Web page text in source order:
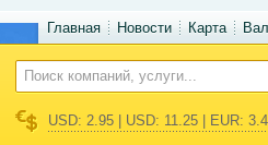
Главная Новости Карта
USD: 2.95 | USD: 11.25 | EUR: